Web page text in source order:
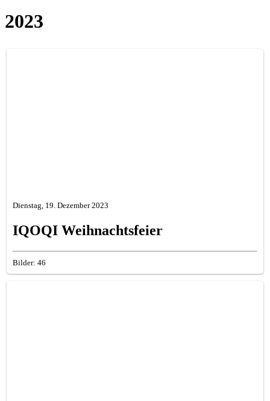
2023
Dienstag, 19. Dezember 2023
IQOQI Weihnachtsfeier
Bilder: 46